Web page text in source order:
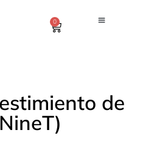
0
de